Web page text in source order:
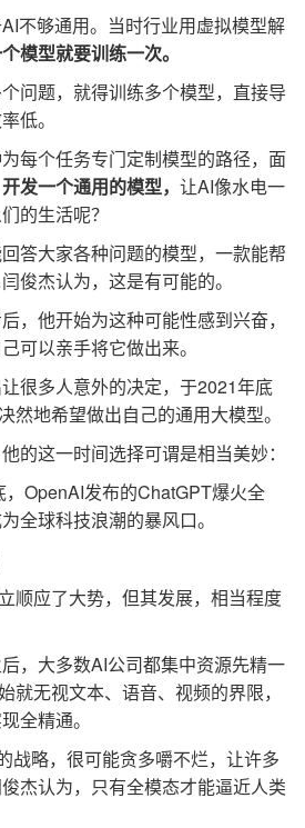
够通用。当时行业用虚拟模型解
模型就要训练一次。
题，就得训练多个模型，直接导
低。
个任务专门定制模型的路径，面
开发一个通用的模型， 让AI像水电一
的生活呢？
大家各种问题的模型，一款能帮
杰认为，这是有可能的。
他开始为这种可能性感到兴奋，
可以亲手将它做出来。
多人意外的决定，于2021年底
然地希望做出自己的通用大模型。
这一时间选择可谓是相当美妙：
OpenAI发布的ChatGPT爆火全
全球科技浪潮的暴风口。
应了大势，但其发展，相当程度
大多数AI公司都集中资源先精一
就无视文本、语音、视频的界限，
全精通。
略，很可能贪多嚼不烂，让许多
杰认为，只有全模态才能逼近人类